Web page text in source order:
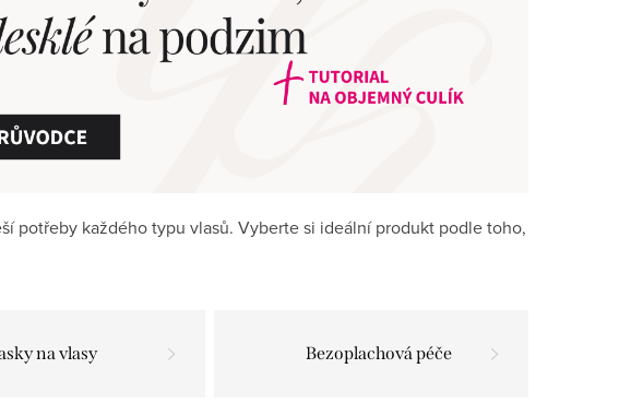
potřeby každého typu vlasů. Vyberte si ideální produkt podle toho,
na vlasy Bezoplachová péče